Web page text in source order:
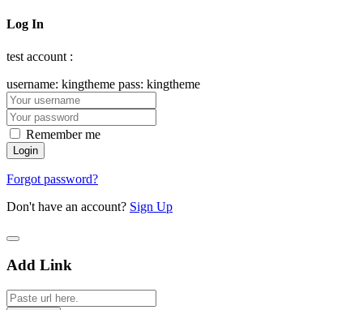
Log In
test account :
username: kingtheme pass: kingtheme
Remember me
Forgot password?
Don't have an account? Sign Up
Add Link